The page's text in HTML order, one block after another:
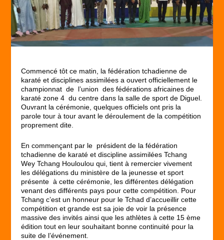
Commencé tôt ce matin, la fédération tchadienne de
karaté et disciplines assimilées a ouvert officiellement le
championnat de l’union des fédérations africaines de
karaté zone 4 du centre dans la salle de sport de Diguel.
Ouvrant la cérémonie, quelques officiels ont pris la
parole tour à tour avant le déroulement de la compétition
proprement dite.
En commençant par le président de la fédération
tchadienne de karaté et discipline assimilées Tchang
Wey Tchang Houloulou qui, tient à remercier vivement
les délégations du ministère de la jeunesse et sport
présente à cette cérémonie, les différentes délégation
venant des différents pays pour cette compétition. Pour
Tchang c’est un honneur pour le Tchad d’accueillir cette
compétition et grande est sa joie de voir la présence
massive des invités ainsi que les athlètes à cette 15 ème
édition tout en leur souhaitant bonne continuité pour la
suite de l’événement.